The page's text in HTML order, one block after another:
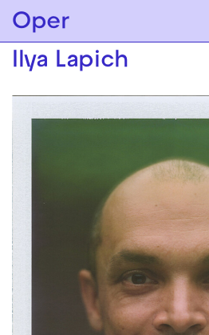
Zur Hauptnavigation springen
Zum Hauptinhalt springen
Oper
Ilya Lapich